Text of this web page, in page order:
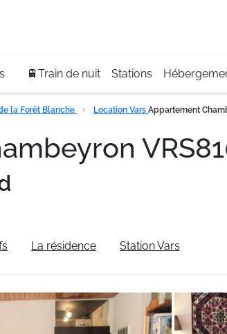
🚆Train de nuit Stations
la Forêt Blanche Location Vars Appartement
La résidence Station Vars